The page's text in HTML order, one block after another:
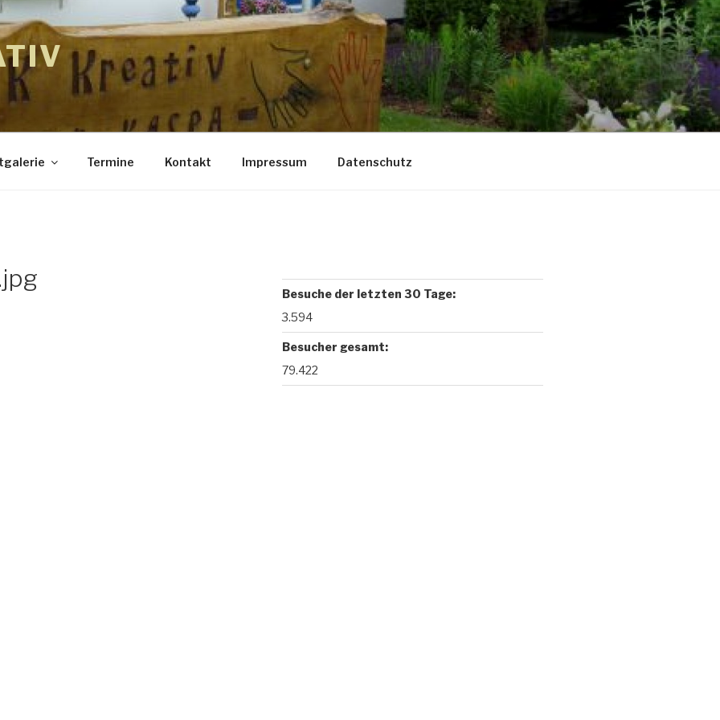
Termine Kontakt Impressum Datenschutz
Besuche der letzten 30 Tage:
3.594
Besucher gesamt:
79.422